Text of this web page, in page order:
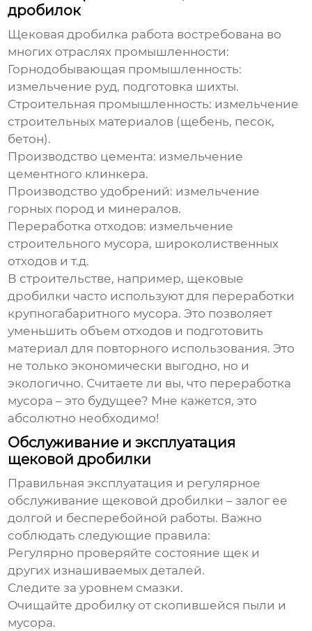
дробилок
Щековая дробилка работа востребована во
многих отраслях промышленности:
Горнодобывающая промышленность:
измельчение руд, подготовка шихты.
Строительная промышленность: измельчение
строительных материалов (щебень, песок,
бетон).
Производство цемента: измельчение
цементного клинкера.
Производство удобрений: измельчение
горных пород и минералов.
Переработка отходов: измельчение
строительного мусора, широколиственных
отходов и т.д.
В строительстве, например, щековые
дробилки часто используют для переработки
крупногабаритного мусора. Это позволяет
уменьшить объем отходов и подготовить
материал для повторного использования. Это
не только экономически выгодно, но и
экологично. Считаете ли вы, что переработка
мусора – это будущее? Мне кажется, это
абсолютно необходимо!
Обслуживание и эксплуатация
щековой дробилки
Правильная эксплуатация и регулярное
обслуживание щековой дробилки – залог ее
долгой и бесперебойной работы. Важно
соблюдать следующие правила:
Регулярно проверяйте состояние щек и
других изнашиваемых деталей.
Следите за уровнем смазки.
Очищайте дробилку от скопившейся пыли и
мусора.